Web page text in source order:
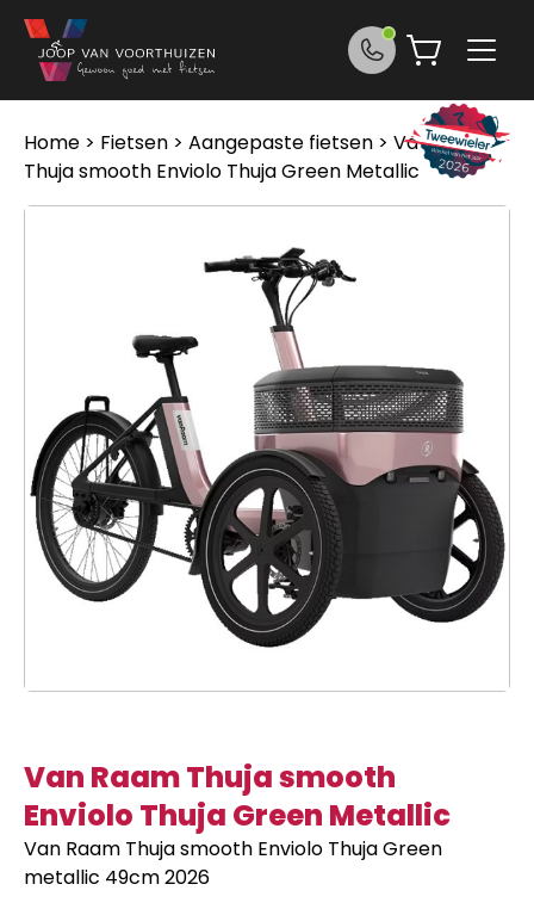
Ga naar de inhoud
Home > Fietsen > Aangepaste fietsen > Van Raam
Thuja smooth Enviolo Thuja Green Metallic
Van Raam Thuja smooth
Enviolo Thuja Green Metallic
Van Raam Thuja smooth Enviolo Thuja Green
metallic 49cm 2026